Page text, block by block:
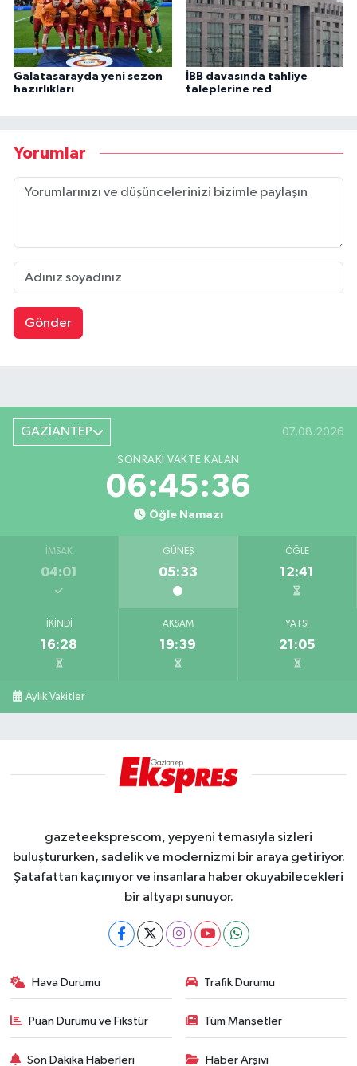
Galatasarayda yeni sezon
hazırlıkları
İBB davasında tahliye
taleplerine red
Yorumlar
Gönder
GAZİANTEP 07.08.2026
SONRAKI VAKTE KALAN
06:45:36
Öğle Namazı
İMSAK
04:01
GÜNEŞ
05:33
ÖĞLE
12:41
İKINDI
16:28
AKŞAM
19:39
YATSI
21:05
Aylık Vakitler
gazeteeksprescom, yepyeni temasıyla sizleri
buluştururken, sadelik ve modernizmi bir araya getiriyor.
Şatafattan kaçınıyor ve insanlara haber okuyabilecekleri
bir altyapı sunuyor.
Hava Durumu Trafik Durumu
Puan Durumu ve Fikstür Tüm Manşetler
Son Dakika Haberleri Haber Arşivi